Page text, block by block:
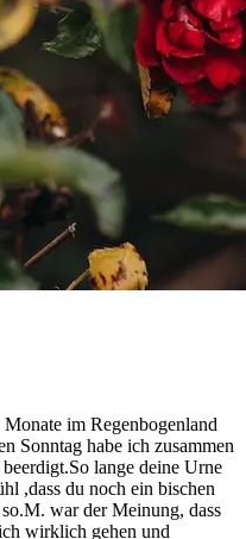
im Regenbogenland
Sonntag habe ich zusammen
lange deine Urne
,dass du noch ein bischen
war der Meinung, dass
wirklich gehen und